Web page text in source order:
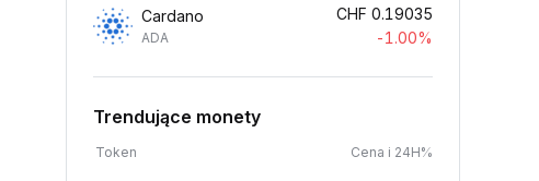
Cardano
ADA
CHF 0.19035
-1.00%
Trendujące monety
Token Cena i 24H%